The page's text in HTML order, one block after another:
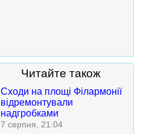
Читайте також
Сходи на площі Філармонії
відремонтували
надгробками
7 серпня, 21:04